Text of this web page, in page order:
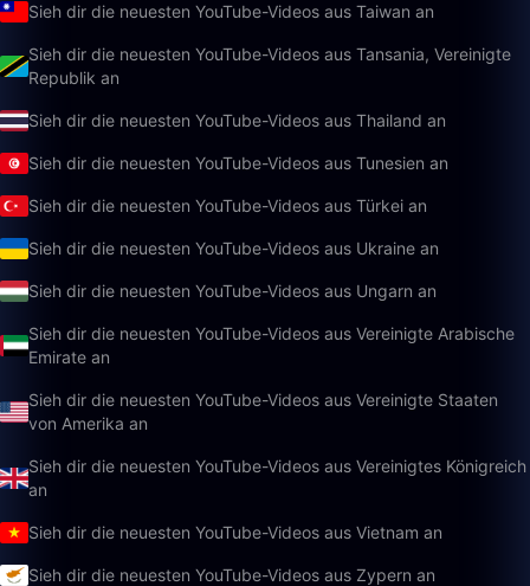
Sieh dir die neuesten YouTube-Videos aus Taiwan an
Sieh dir die neuesten YouTube-Videos aus Tansania, Vereinigte
Republik an
Sieh dir die neuesten YouTube-Videos aus Thailand an
Sieh dir die neuesten YouTube-Videos aus Tunesien an
Sieh dir die neuesten YouTube-Videos aus Türkei an
Sieh dir die neuesten YouTube-Videos aus Ukraine an
Sieh dir die neuesten YouTube-Videos aus Ungarn an
Sieh dir die neuesten YouTube-Videos aus Vereinigte Arabische
Emirate an
Sieh dir die neuesten YouTube-Videos aus Vereinigte Staaten
von Amerika an
Sieh dir die neuesten YouTube-Videos aus Vereinigtes Königreich
an
Sieh dir die neuesten YouTube-Videos aus Vietnam an
Sieh dir die neuesten YouTube-Videos aus Zypern an